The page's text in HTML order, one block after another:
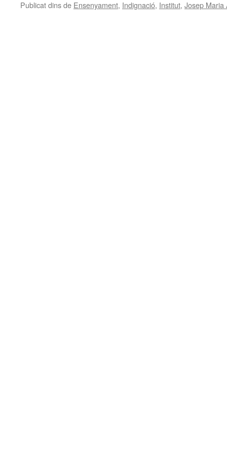
Publicat dins de Ensenyament, Indignació, Institut, Josep Maria